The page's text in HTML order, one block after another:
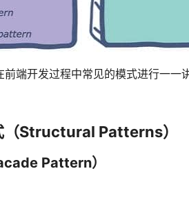
前端开发过程中常见的模式进行一一
（Structural Patterns）
Pattern）